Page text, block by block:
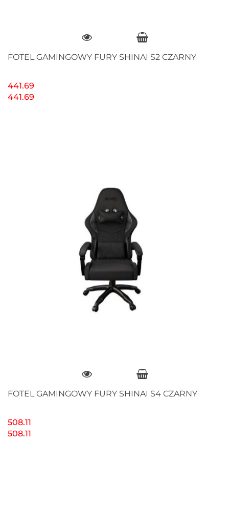
FOTEL GAMINGOWY FURY SHINAI S2 CZARNY
441.69
441.69
FOTEL GAMINGOWY FURY SHINAI S4 CZARNY
508.11
508.11